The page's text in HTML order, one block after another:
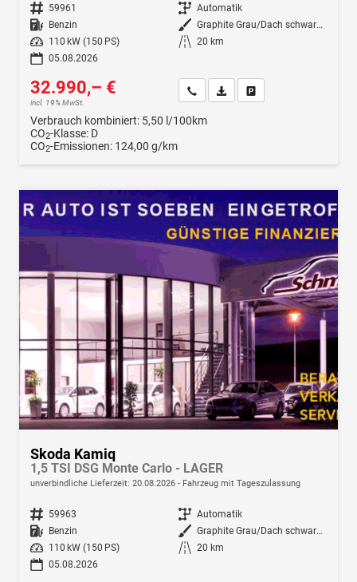
Fahrzeugnr. 59961 Getriebe Automatik
Kraftstoff Benzin Außenfarbe
Graphite Grau/Dach schwarz Metallic (5X1Z)
Leistung
110 kW (150 PS) Kilometerstand 20 km
05.08.2026
32.990,– €
incl. 19% MwSt.
Wir rufen Sie anFahrzeugexposé (PDF)
Verbrauch kombiniert: 5,50 l/100km
CO2-Klasse: D
CO2-Emissionen: 124,00 g/km
Skoda Kamiq
1,5 TSI DSG Monte Carlo - LAGER
unverbindliche Lieferzeit: 20.08.2026 Fahrzeug mit Tageszulassung
Fahrzeugnr. 59963 Getriebe Automatik
Kraftstoff Benzin Außenfarbe
Graphite Grau/Dach schwarz Metallic (5X1Z)
Leistung
110 kW (150 PS) Kilometerstand 20 km
05.08.2026